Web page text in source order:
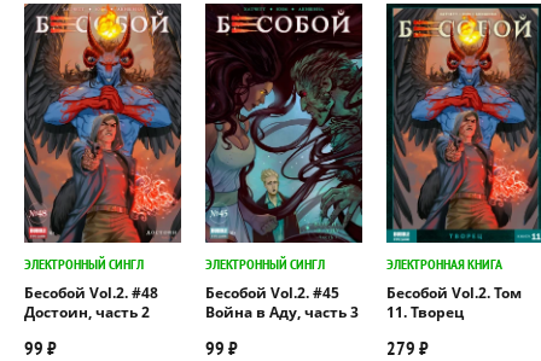
ЭЛЕКТРОННЫЙ СИНГЛ
Бесобой Vol.2. #48
Достоин, часть 2
99 ₽
ЭЛЕКТРОННЫЙ СИНГЛ
Бесобой Vol.2. #45
Война в Аду, часть 3
99 ₽
ЭЛЕКТРОННАЯ КНИГА
Бесобой Vol.2. Том
11. Творец
279 ₽